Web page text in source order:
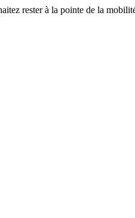
rester à la pointe de la